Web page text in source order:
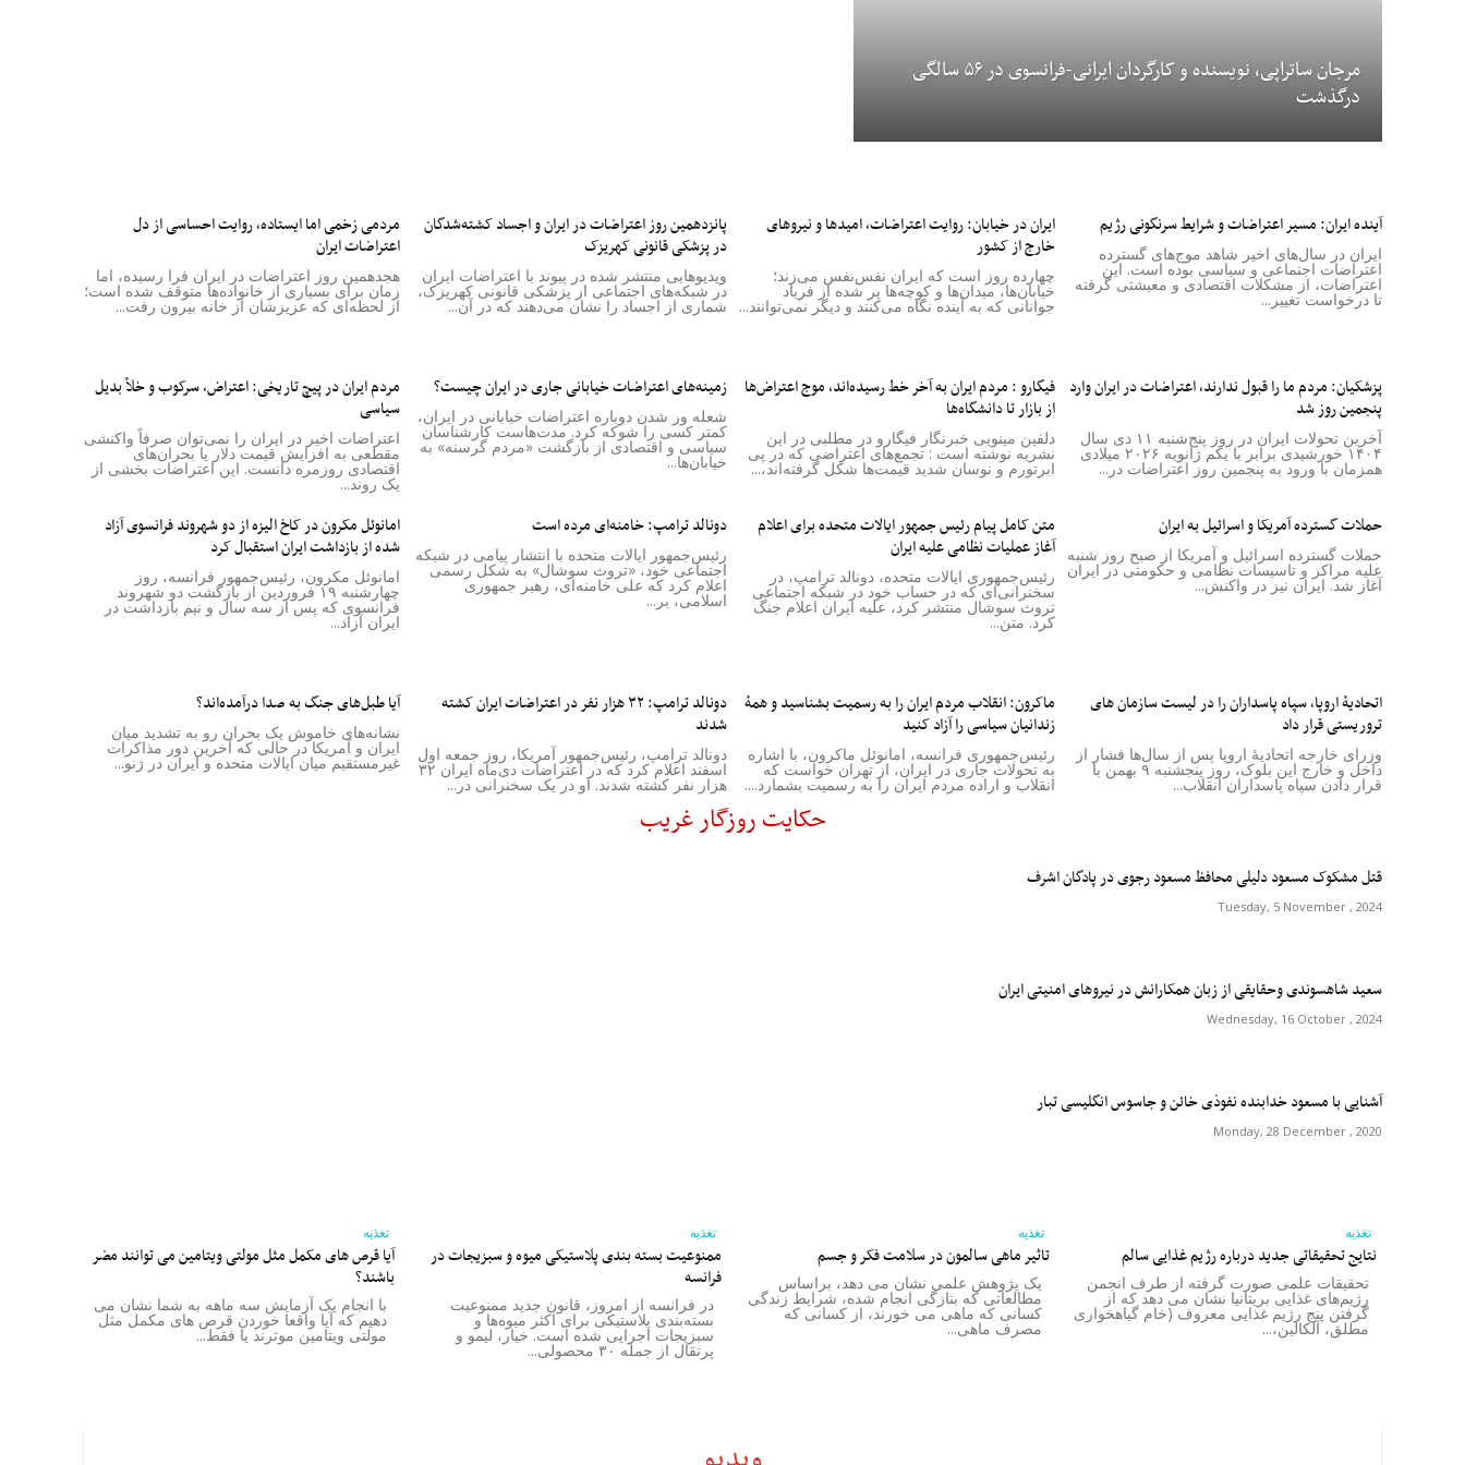
مرجان ساتراپی، نویسنده و کارگردان ایرانی-فرانسوی در ۵۶ سالگی
درگذشت
مردمی زخمی اما ایستاده، روایت احساسی از دل
اعتراضات ایران
هجدهمین روز اعتراضات در ایران فرا رسیده، اما
زمان برای بسیاری از خانواده‌ها متوقف شده است؛
از لحظه‌ای که عزیزشان از خانه بیرون رفت...
پانزدهمین روز اعتراضات در ایران و اجساد کشته‌شدگان
در پزشکی قانونی کهریزک
ویدیوهایی منتشر شده در پیوند با اعتراضات ایران
در شبکه‌های اجتماعی از پزشکی قانونی کهریزک،
شماری از اجساد را نشان می‌دهند که در آن...
ایران در خیابان‌: روایت اعتراضات، امیدها و نیروهای
خارج از کشور
چهارده روز است که ایران نفس‌نفس می‌زند؛
خیابان‌ها، میدان‌ها و کوچه‌ها پر شده از فریاد
جوانانی که به آینده نگاه می‌کنند و دیگر نمی‌توانند...
آینده ایران: مسیر اعتراضات و شرایط سرنگونی رژیم
ایران در سال‌های اخیر شاهد موج‌های گسترده
اعتراضات اجتماعی و سیاسی بوده است. این
اعتراضات، از مشکلات اقتصادی و معیشتی گرفته
تا درخواست تغییر...
مردم ایران در پیچ تاریخی: اعتراض، سرکوب و خلأ بدیل
سیاسی
اعتراضات اخیر در ایران را نمی‌توان صرفاً واکنشی
مقطعی به افزایش قیمت دلار یا بحران‌های
اقتصادی روزمره دانست. این اعتراضات بخشی از
یک روند...
زمینه‌های اعتراضات خیابانی جاری در ایران چیست؟
شعله‌ ور شدن دوباره اعتراضات خیابانی در ایران،
کمتر کسی را شوکه کرد. مدت‌هاست کارشناسان
سیاسی و اقتصادی از بازگشت «مردم گرسنه» به
خیابان‌ها...
فیگارو : مردم ایران به آخر خط رسیده‌اند، موج اعتراض‌ها
از بازار تا دانشگاه‌ها
دلفین مینویی خبرنگار فیگارو در مطلبی در این
نشریه نوشته است : تجمع‌های اعتراضی که در پی
ابرتورم و نوسان شدید قیمت‌ها شکل گرفته‌اند،...
پزشکیان: مردم ما را قبول ندارند، اعتراضات در ایران وارد
پنجمین روز شد
آخرین تحولات ایران در روز پنج‌شنبه ۱۱ دی سال
۱۴۰۴ خورشیدی برابر با یکم ژانویه ۲۰۲۶ میلادی
همزمان با ورود به پنجمین روز اعتراضات در...
امانوئل مکرون در کاخ الیزه از دو شهروند فرانسوی آزاد
شده از بازداشت ایران استقبال کرد
امانوئل مکرون، رئیس‌جمهور فرانسه، روز
چهارشنبه ۱۹ فروردین از بازگشت دو شهروند
فرانسوی که پس از سه سال و نیم بازداشت در
ایران آزاد...
دونالد ترامپ: خامنه‌ای مرده است
رئیس‌جمهور ایالات متحده با انتشار پیامی در شبکه
اجتماعی خود، «تروث سوشال» به شکل رسمی
اعلام کرد که علی خامنه‌ای، رهبر جمهوری
اسلامی، بر...
متن کامل پیام رئیس جمهور ایالات متحده برای اعلام
آغاز عملیات نظامی علیه ایران
رئیس‌جمهوری ایالات متحده، دونالد ترامپ، در
سخنرانی‌ای که در حساب خود در شبکه اجتماعی
تروث سوشال منتشر کرد، علیه ایران اعلام جنگ
کرد. متن...
حملات گسترده آمریکا و اسرائیل به ایران
حملات گسترده اسرائیل و آمریکا از صبح روز شنبه
علیه مراکز و تاسیسات نظامی و حکومتی در ایران
آغاز شد. ایران نیز در واکنش...
آیا طبل‌های جنگ به صدا درآمده‌اند؟
نشانه‌های خاموش یک بحران رو به تشدید میان
ایران و آمریکا در حالی که آخرین دور مذاکرات
غیرمستقیم میان ایالات متحده و ایران در ژنو...
دونالد ترامپ: ۳۲ هزار نفر در اعتراضات ایران کشته
شدند
دونالد ترامپ، رئیس‌جمهور آمریکا، روز جمعه اول
اسفند اعلام کرد که در اعتراضات دی‌ماه ایران ۳۲
هزار نفر کشته شدند. او در یک سخنرانی در...
ماکرون: انقلاب مردم ایران را به رسمیت بشناسید و همۀ
زندانیان سیاسی را آزاد کنید
رئیس‌جمهوری فرانسه، امانوئل ماکرون، با اشاره
به تحولات جاری در ایران، از تهران خواست که
انقلاب و اراده مردم ایران را به رسمیت بشمارد....
اتحادیۀ اروپا، سپاه پاسداران را در لیست سازمان های
تروریستی قرار داد
وزرای خارجه اتحادیۀ اروپا پس از سال‌ها فشار از
داخل و خارج این بلوک، روز پنجشنبه ۹ بهمن با
قرار دادن سپاه پاسداران انقلاب...
حکایت روزگار غریب
قتل مشکوک مسعود دلیلی محافظ مسعود رجوی در پادگان اشرف
Tuesday, 5 November , 2024
سعید شاهسوندی وحقایقی از زبان همکارانش در نیروهای امنیتی ایران
Wednesday, 16 October , 2024
آشنایی با مسعود خدابنده نفوذی خائن و جاسوس انگلیسی تبار
Monday, 28 December , 2020
تغذیه
آیا قرص‌ های مکمل مثل مولتی ویتامین می‌ توانند مضر
باشند؟
با انجام یک آزمایش سه ماهه به شما نشان می
دهیم که آیا واقعا خوردن قرص های مکمل مثل
مولتی ویتامین موثرند یا فقط...
تغذیه
ممنوعیت بسته‌ بندی پلاستیکی میوه و سبزیجات در
فرانسه
در فرانسه از امروز، قانون جدید ممنوعیت
بسته‌بندی پلاستیکی برای اکثر میوه‌ها و
سبزیجات اجرایی شده است. خیار، لیمو و
پرتقال از جمله ۳۰ محصولی...
تغذیه
تاثیر ماهی سالمون در سلامت فکر و جسم
یک پژوهش علمی نشان می دهد، براساس
مطالعاتی که بتازگی انجام شده، شرایط زندگی
کسانی که ماهی می خورند، از کسانی که
مصرف ماهی...
تغذیه
نتایج تحقیقاتی جدید درباره رژیم غذایی سالم
تحقیقات علمی صورت گرفته از طرف انجمن
رژیم‌های غذایی بریتانیا نشان می دهد که از
گرفتن پنج رژیم غذایی معروف (خام گیاهخواری
مطلق، آلکالین،...